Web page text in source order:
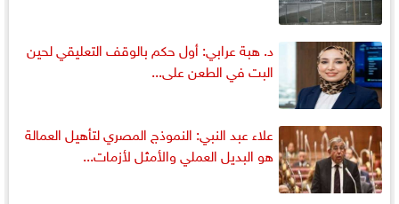
د. هبة عرابي: أول حكم بالوقف التعليقي لحين
البت في الطعن على...
علاء عبد النبي: النموذج المصري لتأهيل العمالة
هو البديل العملي والأمثل لأزمات...